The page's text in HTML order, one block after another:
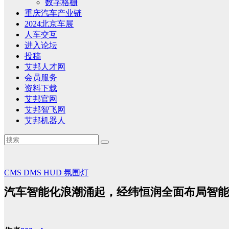
数字格栅
重庆汽车产业链
2024北京车展
人车交互
进入论坛
投稿
艾邦人才网
会员服务
资料下载
艾邦官网
艾邦智飞网
艾邦机器人
CMS DMS HUD 氛围灯
汽车智能化浪潮涌起，经纬恒润全面布局智